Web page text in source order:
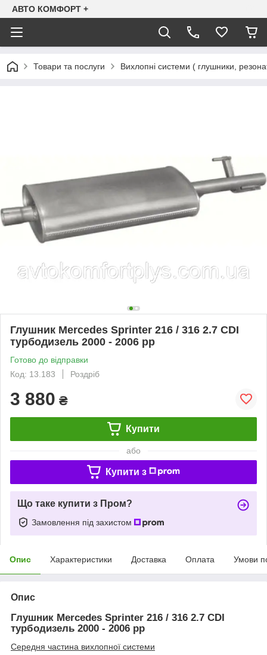
АВТО КОМФОРТ +
Товари та послуги Вихлопні системи ( глушники,
Глушник Mercedes Sprinter 216 / 316 2.7 CDI
турбодизель 2000 - 2006 рр
Готово до відправки
Код: 13.183
Роздріб
3 880 ₴
Купити
або
Купити з
Що таке купити з Пром?
Замовлення під захистом
Опис Характеристики Доставка Оплата Умови
Опис
Глушник Mercedes Sprinter 216 / 316 2.7 CDI
турбодизель 2000 - 2006 рр
Середня частина вихлопної системи